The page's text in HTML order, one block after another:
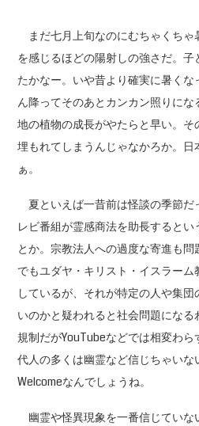
まだ七月上旬なのにむちゃくちゃ
を感じるほどの陽射しの強さだ。
たかなー。いや昔より確実に暑く
ん降ってそのあとカンカン照りに
地の植物の成長がやたらと早い。
埋もれてしまうんじゃなかろか。
ぁ。
夏といえば一昔前は怪談の季節だ
レビ番組が霊感商法を助長すると
とか。宗教法人への過度な寄進も
でもユダヤ・キリスト・イスラー
しているが、それが特定の人や集
いのかと疑われると社会問題にな
規制だがYouTubeなどでは相変わ
代人の多くは幽霊など信じちゃい
Welcomeなんでしょうね。
幽霊や怪異現象を一番信じていな